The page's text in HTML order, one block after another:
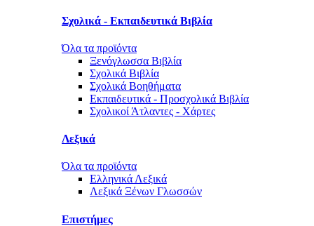
Σχολικά - Εκπαιδευτικά Βιβλία
Όλα τα προϊόντα
Ξενόγλωσσα Βιβλία
Σχολικά Βιβλία
Σχολικά Βοηθήματα
Εκπαιδευτικά - Προσχολικά Βιβλία
Σχολικοί Άτλαντες - Χάρτες
Λεξικά
Όλα τα προϊόντα
Ελληνικά Λεξικά
Λεξικά Ξένων Γλωσσών
Επιστήμες